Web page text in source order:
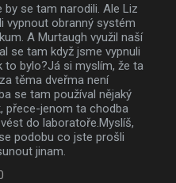
by se tam narodili. Ale Liz
vypnout obranný systém
A Murtaugh využil naší
se tam když jsme vypnuli
to bylo?Já si myslím, že ta
těma dveřma není
se tam používal nějaký
přece-jenom ta chodba
do laboratoře.Myslíš,
podobu co jste prošli
jinam.